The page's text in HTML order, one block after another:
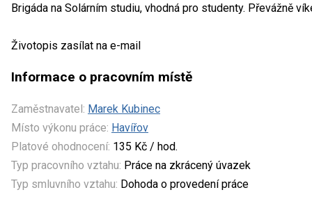
Brigáda na Solárním studiu, vhodná pro studenty. Převážně
Životopis zasílat na e-mail
Informace o pracovním místě
Zaměstnavatel: Marek Kubinec
Místo výkonu práce: Havířov
Platové ohodnocení: 135 Kč / hod.
Typ pracovního vztahu: Práce na zkrácený úvazek
Typ smluvního vztahu: Dohoda o provedení práce